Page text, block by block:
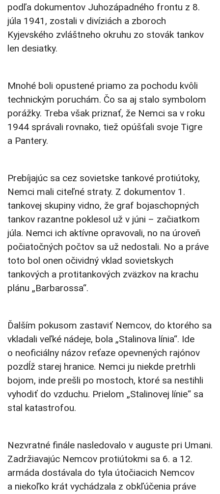
podľa dokumentov Juhozápadného frontu z 8.
júla 1941, zostali v divíziách a zboroch
Kyjevského zvláštneho okruhu zo stovák tankov
len desiatky.
Mnohé boli opustené priamo za pochodu kvôli
technickým poruchám. Čo sa aj stalo symbolom
porážky. Treba však priznať, že Nemci sa v roku
1944 správali rovnako, tiež opúšťali svoje Tigre
a Pantery.
Prebíjajúc sa cez sovietske tankové protiútoky,
Nemci mali citeľné straty. Z dokumentov 1.
tankovej skupiny vidno, že graf bojaschopných
tankov razantne poklesol už v júni – začiatkom
júla. Nemci ich aktívne opravovali, no na úroveň
počiatočných počtov sa už nedostali. No a práve
toto bol onen očividný vklad sovietskych
tankových a protitankových zväzkov na krachu
plánu „Barbarossa“.
Ďalším pokusom zastaviť Nemcov, do ktorého sa
vkladali veľké nádeje, bola „Stalinova línia“. Ide
o neoficiálny názov reťaze opevnených rajónov
pozdĺž starej hranice. Nemci ju niekde pretrhli
bojom, inde prešli po mostoch, ktoré sa nestihli
vyhodiť do vzduchu. Prielom „Stalinovej línie“ sa
stal katastrofou.
Nezvratné finále nasledovalo v auguste pri Umani.
Zadržiavajúc Nemcov protiútokmi sa 6. a 12.
armáda dostávala do tyla útočiacich Nemcov
a niekoľko krát vychádzala z obkľúčenia práve